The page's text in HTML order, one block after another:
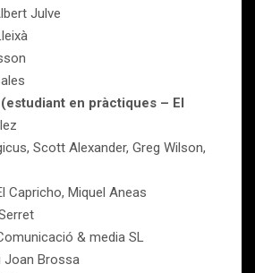
Julve
en pràctiques – El
Scott Alexander, Greg Wilson,
Capricho, Miquel Aneas
& media SL
Joan Brossa